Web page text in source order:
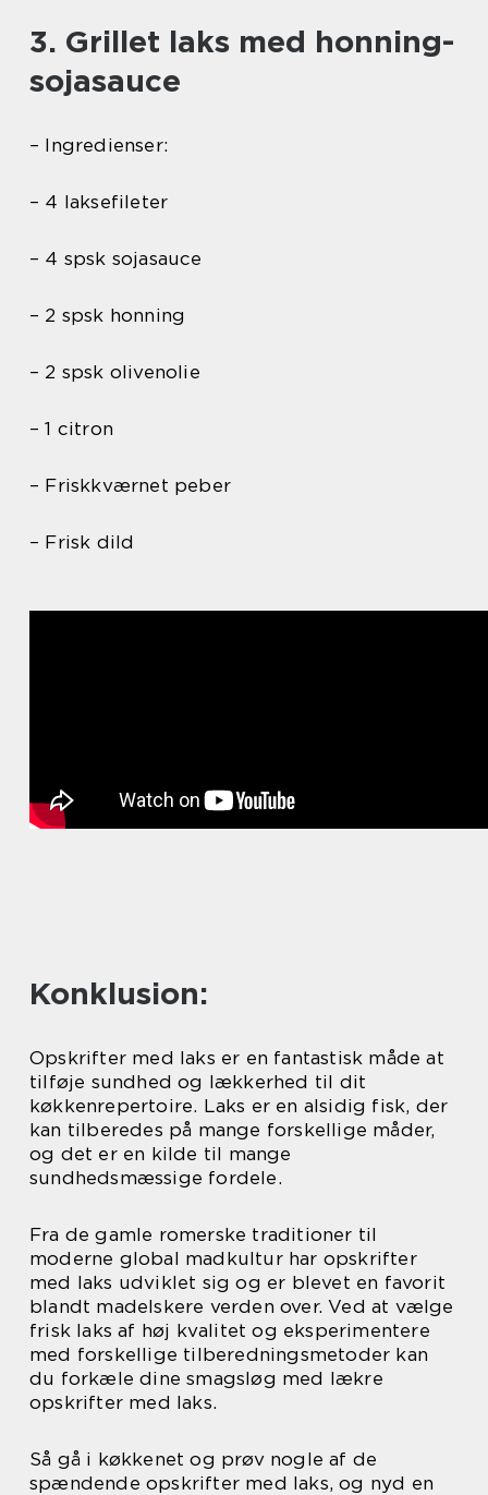
3. Grillet laks med honning-
sojasauce
– Ingredienser:
– 4 laksefileter
– 4 spsk sojasauce
– 2 spsk honning
– 2 spsk olivenolie
– 1 citron
– Friskkværnet peber
– Frisk dild
Konklusion:
Opskrifter med laks er en fantastisk måde at
tilføje sundhed og lækkerhed til dit
køkkenrepertoire. Laks er en alsidig fisk, der
kan tilberedes på mange forskellige måder,
og det er en kilde til mange
sundhedsmæssige fordele.
Fra de gamle romerske traditioner til
moderne global madkultur har opskrifter
med laks udviklet sig og er blevet en favorit
blandt madelskere verden over. Ved at vælge
frisk laks af høj kvalitet og eksperimentere
med forskellige tilberedningsmetoder kan
du forkæle dine smagsløg med lækre
opskrifter med laks.
Så gå i køkkenet og prøv nogle af de
spændende opskrifter med laks, og nyd en